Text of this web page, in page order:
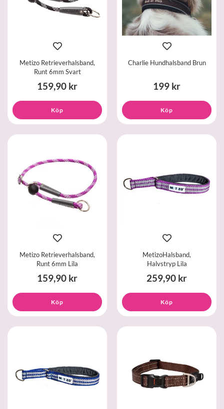
Metizo Retrieverhalsband,
Runt 6mm Svart
159,90 kr
Köp
Charlie Hundhalsband Brun
199 kr
Köp
Metizo Retrieverhalsband,
Runt 6mm Lila
159,90 kr
Köp
MetizoHalsband,
Halvstryp Lila
259,90 kr
Köp